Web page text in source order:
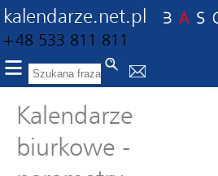
kalendarze.net.pl
+48 533 811 811
Kalendarze
biurkowe -